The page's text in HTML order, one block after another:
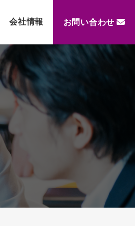
会社情報 お問い合わせ